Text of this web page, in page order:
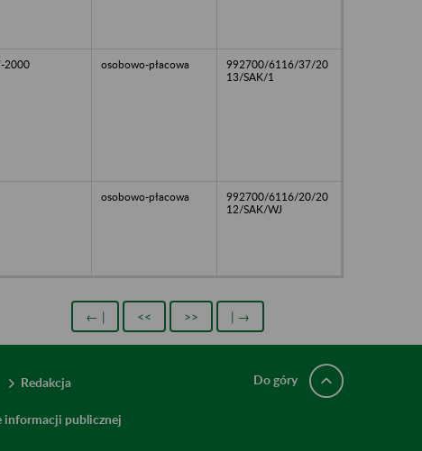
2000 osobowo-płacowa
992700/6116/37/20
13/SAK/1
osobowo-płacowa
992700/6116/20/20
12/SAK/WJ
← | << >> | →
Redakcja
informacji publicznej
Do góry